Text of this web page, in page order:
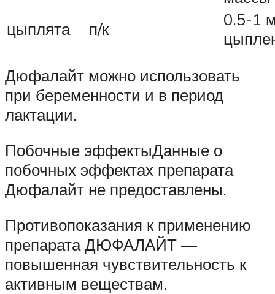
цыплята
п/к
0.5-1
Дюфалайт можно использовать
при беременности и в период
лактации.
Побочные эффектыДанные о
побочных эффектах препарата
Дюфалайт не предоставлены.
Противопоказания к применению
препарата ДЮФАЛАЙТ —
повышенная чувствительность к
активным веществам.